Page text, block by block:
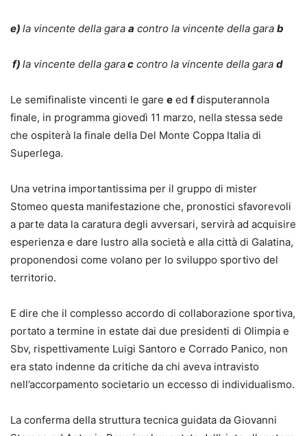
e) la vincente della gara a contro la vincente della gara b
f) la vincente della garac contro la vincente della gara d
Le semifinaliste vincenti le gare e ed fdisputerannola
finale, in programma giovedì 11 marzo, nella stessa sede
che ospiterà la finale della Del Monte Coppa Italia di
Superlega.
Una vetrina importantissima per il gruppo di mister
Stomeo questa manifestazione che, pronostici sfavorevoli
a parte data la caratura degli avversari, servirà ad acquisire
esperienza e dare lustro alla società e alla città di Galatina,
proponendosi come volano per lo sviluppo sportivo del
territorio.
E dire che il complesso accordo di collaborazione sportiva,
portato a termine in estate dai due presidenti di Olimpia e
Sbv, rispettivamente Luigi Santoro e Corrado Panico, non
era stato indenne da critiche da chi aveva intravisto
nell’accorpamento societario un eccesso di individualismo.
La conferma della struttura tecnica guidata da Giovanni